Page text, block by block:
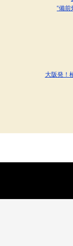
“備前
大阪発！